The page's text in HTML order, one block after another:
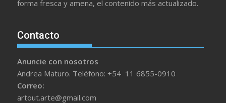
forma fresca y amena, el contenido más actualizado.
Contacto
Anuncie con nosotros
Andrea Maturo. Teléfono: +54 11 6855-0910
Correo:
artout.arte@gmail.com